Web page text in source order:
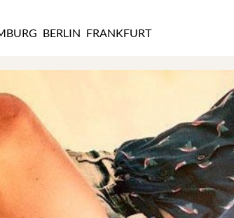
BERLIN FRANKFURT